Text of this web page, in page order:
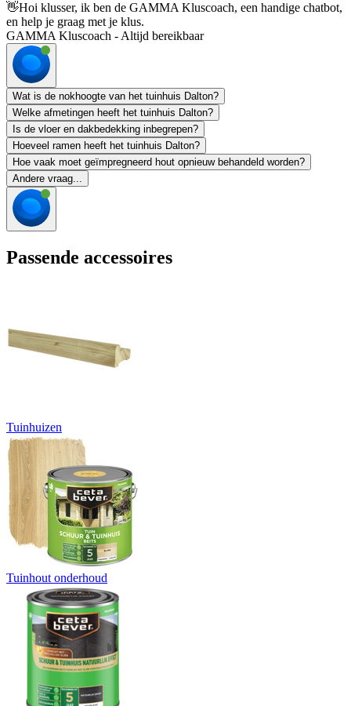
👋Hoi klusser, ik ben de GAMMA Kluscoach, een handige chatbot,
en help je graag met je klus.
GAMMA Kluscoach - Altijd bereikbaar
Wat is de nokhoogte van het tuinhuis Dalton?
Welke afmetingen heeft het tuinhuis Dalton?
Is de vloer en dakbedekking inbegrepen?
Hoeveel ramen heeft het tuinhuis Dalton?
Hoe vaak moet geïmpregneerd hout opnieuw behandeld worden?
Andere vraag...
Passende accessoires
Tuinhuizen
Tuinhout onderhoud